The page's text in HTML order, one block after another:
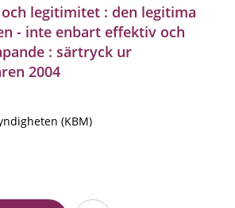
legitimitet : den legitima
- inte enbart effektiv och
: särtryck ur
2004
(KBM)